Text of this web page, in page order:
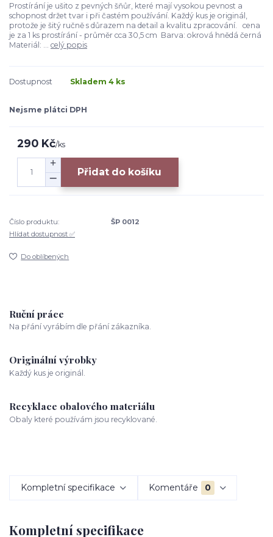
Prostírání je ušito z pevných šňůr, které mají vysokou pevnost a
schopnost držet tvar i při častém používání. Každý kus je originál,
protože je šitý ručně s důrazem na detail a kvalitu zpracování. cena
je za 1 ks prostírání - průměr cca 30,5 cm Barva: okrová hnědá černá
Materiál: ... celý popis
Dostupnost Skladem 4 ks
Nejsme plátci DPH
290 Kč/ks
Přidat do košíku
Číslo produktu:
ŠP 0012
Hlídat dostupnost ✅
Do oblíbených
Ruční práce
Na přání vyrábím dle přání zákazníka.
Originální výrobky
Každý kus je originál.
Recyklace obalového materiálu
Obaly které používám jsou recyklované.
Kompletní specifikace Komentáře 0
Kompletní specifikace